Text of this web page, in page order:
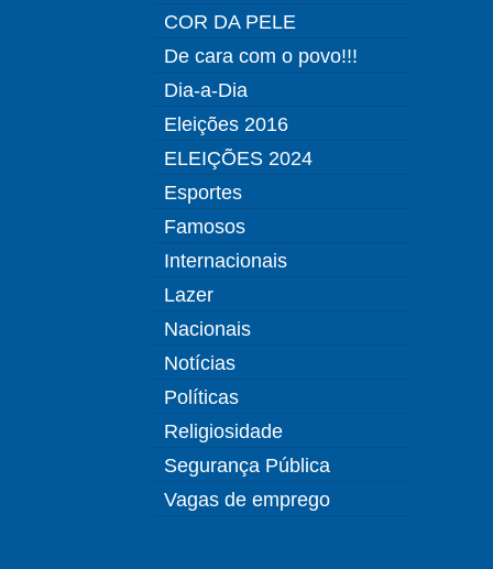
COR DA PELE
De cara com o povo!!!
Dia-a-Dia
Eleições 2016
ELEIÇÕES 2024
Esportes
Famosos
Internacionais
Lazer
Nacionais
Notícias
Políticas
Religiosidade
Segurança Pública
Vagas de emprego